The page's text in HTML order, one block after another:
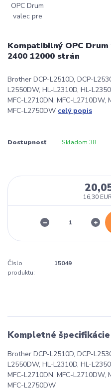
Kompatibilný OPC
2400 12000 strán
Brother DCP-L2510D, DCP-
L2550DW, HL-L2310D, HL-
MFC-L2710DN, MFC-L2710DW,
MFC-L2750DW celý popis
Dostupnosť Skladom 38
16,30
Číslo
produktu:
15049
Kompletné špecifikácie
Brother DCP-L2510D, DCP-
L2550DW, HL-L2310D, HL-
MFC-L2710DN, MFC-L2710DW,
MFC-L2750DW